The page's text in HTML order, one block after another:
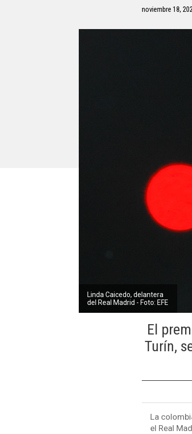
noviembre 18,
Linda Caicedo, delantera
del Real Madrid - Foto: EFE
El
Turín,
La
el Real